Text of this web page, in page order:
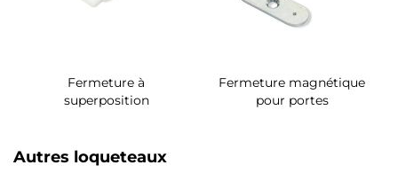
Fermeture à
superposition
Fermeture magnétique
pour portes
Autres loqueteaux